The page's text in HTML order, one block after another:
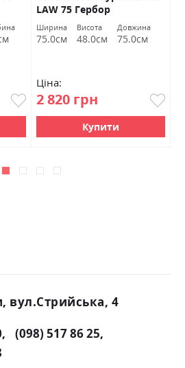
LAW 75 Гербор
Ширина
75.0см
Висота
48.0см
Довжина
75.0см
Ціна:
2 820 грн
Купити
вул.Стрийська, 4
(098) 517 86 25